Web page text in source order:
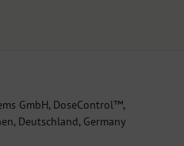
GmbH, DoseControl™,
Deutschland, Germany